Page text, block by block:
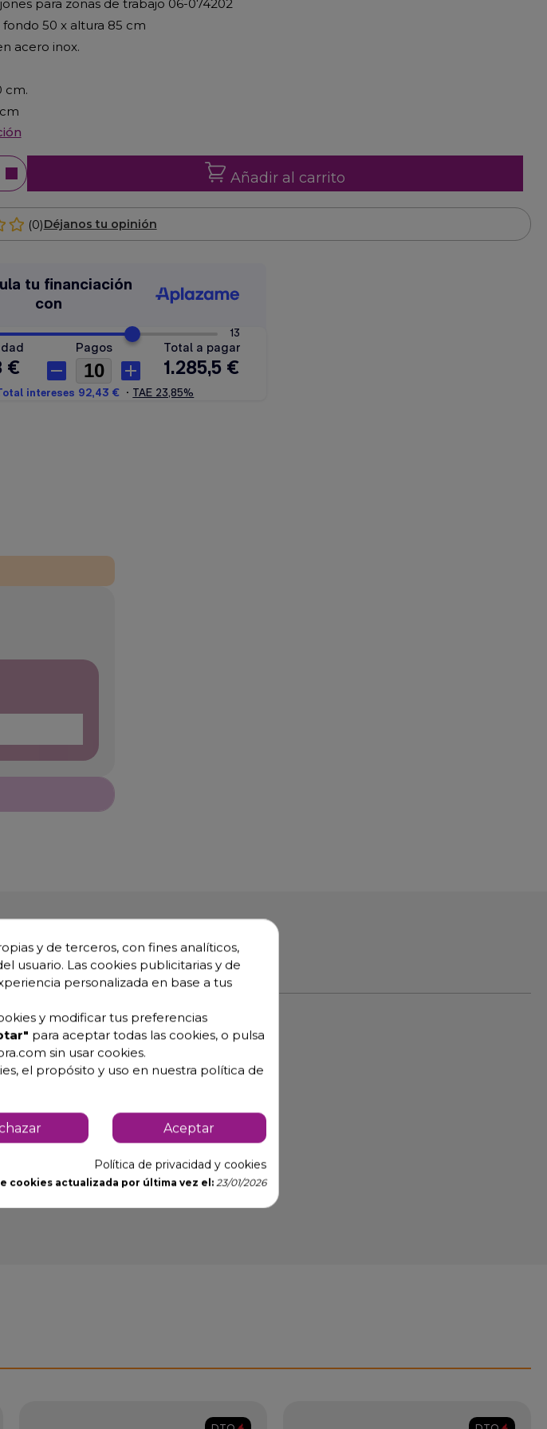
para zonas de trabajo 06-074202
fondo 50 x altura 85 cm
acero inox.
cm.
Añadir al carrito
(0)Déjanos tu opinión
y de terceros, con fines analíticos,
usuario. Las cookies publicitarias y de
personalizada en base a tus
y modificar tus preferencias
para aceptar todas las cookies, o pulsa
sin usar cookies.
el propósito y uso en nuestra política de
Aceptar
Política de privacidad y cookies
cookies actualizada por última vez el: 23/01/2026